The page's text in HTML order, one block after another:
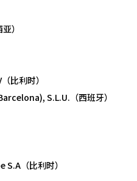
）
比利时）
S.L.U.（西班牙）
（比利时）